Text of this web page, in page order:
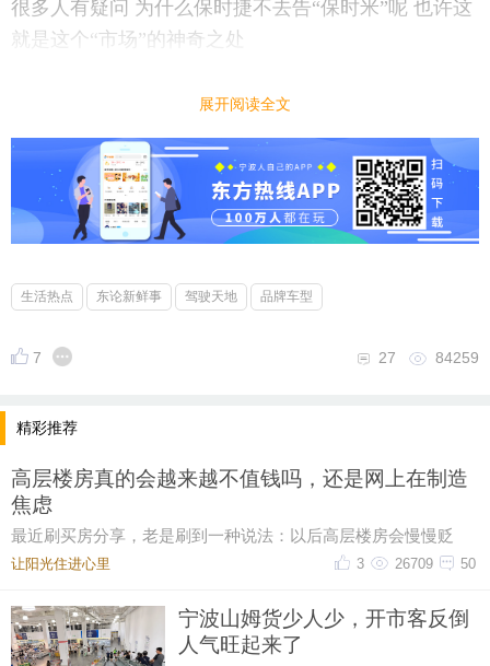
很多人有疑问 为什么保时捷不去告“保时米”呢 也许这
就是这个“市场”的神奇之处
展开阅读全文
生活热点 东论新鲜事 驾驶天地 品牌车型
7 84259
27
精彩推荐
高层楼房真的会越来越不值钱吗，还是网上在制造
焦虑
最近刷买房分享，老是刷到一种说法：以后高层楼房会慢慢贬
值。看完心里莫名有点不踏实，仔细想想也确实有不
让阳光住进心里 50
26709
3
宁波山姆货少人少，开市客反倒
人气旺起来了